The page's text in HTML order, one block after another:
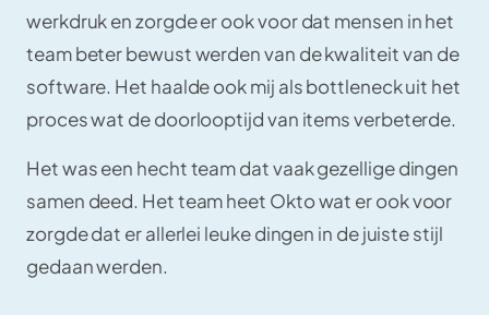
werkdruk en zorgde er ook voor dat mensen in het
team beter bewust werden van de kwaliteit van de
software. Het haalde ook mij als bottleneck uit het
proces wat de doorlooptijd van items verbeterde.
Het was een hecht team dat vaak gezellige dingen
samen deed. Het team heet Okto wat er ook voor
zorgde dat er allerlei leuke dingen in de juiste stijl
gedaan werden.